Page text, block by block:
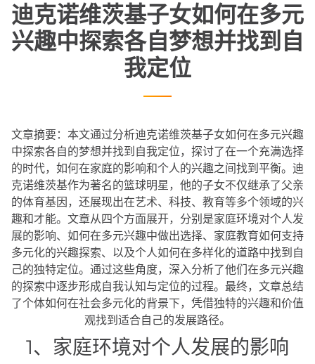
迪克诺维茨基子女如何在多元
兴趣中探索各自梦想并找到自
我定位
文章摘要：本文通过分析迪克诺维茨基子女如何在多元兴趣
中探索各自的梦想并找到自我定位，探讨了在一个充满选择
的时代，如何在家庭的影响和个人的兴趣之间找到平衡。迪
克诺维茨基作为著名的篮球明星，他的子女不仅继承了父亲
的体育基因，还展现出在艺术、科技、教育等多个领域的兴
趣和才能。文章从四个方面展开，分别是家庭环境对个人发
展的影响、如何在多元兴趣中做出选择、家庭教育如何支持
多元化的兴趣探索、以及个人如何在多样化的道路中找到自
己的独特定位。通过这些角度，深入分析了他们在多元兴趣
的探索中逐步形成自我认知与定位的过程。最终，文章总结
了个体如何在社会多元化的背景下，凭借独特的兴趣和价值
观找到适合自己的发展路径。
1、家庭环境对个人发展的影响